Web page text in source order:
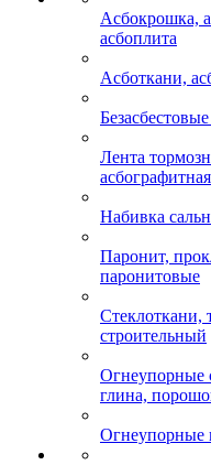
Асбокрошка,
асбоплита
Асботкани,
Лента
асбографитная
Набивка
Паронит,
паронитовые
Стеклоткани,
строительный
Огнеупорные
глина,
Огнеупорные